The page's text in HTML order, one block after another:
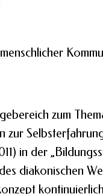
zum
zur
in der
diakonischen